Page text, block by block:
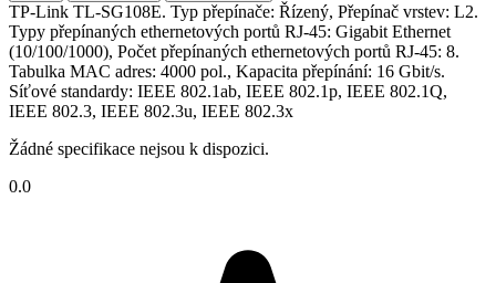
TP-Link TL-SG108E. Typ přepínače: Řízený, Přepínač vrstev: L2.
Typy přepínaných ethernetových portů RJ-45: Gigabit Ethernet
(10/100/1000), Počet přepínaných ethernetových portů RJ-45: 8.
Tabulka MAC adres: 4000 pol., Kapacita přepínání: 16 Gbit/s.
Síťové standardy: IEEE 802.1ab, IEEE 802.1p, IEEE 802.1Q,
IEEE 802.3, IEEE 802.3u, IEEE 802.3x
Žádné specifikace nejsou k dispozici.
0.0